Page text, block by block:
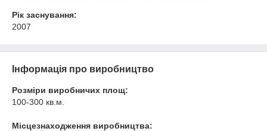
Рік заснування:
2007
Інформація про виробництво
Розміри виробничих площ:
100-300 кв.м.
Місцезнаходження виробництва: